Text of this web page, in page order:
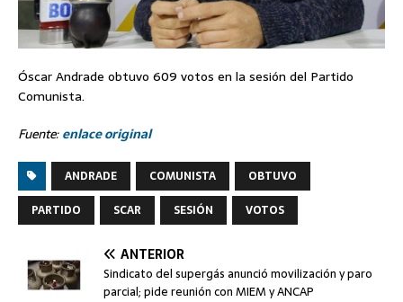
Óscar Andrade obtuvo 609 votos en la sesión del Partido
Comunista.
Fuente:enlace original
ANDRADE COMUNISTA
OBTUVO
PARTIDO
SCAR SESIÓN VOTOS
ANTERIOR
Sindicato del supergás anunció movilización y paro
parcial; pide reunión con MIEM y ANCAP